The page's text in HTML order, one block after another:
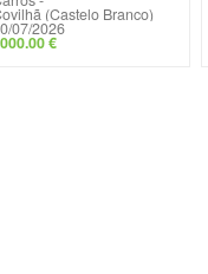
(Castelo Branco)
07/2026
€